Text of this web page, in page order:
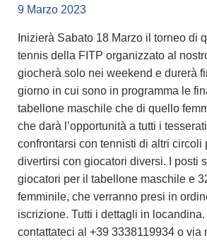
9 Marzo 2023
Inizierà Sabato 18 Marzo il torneo di
tennis della FITP organizzato al
giocherà solo nei weekend e durerà
giorno in cui sono in programma le
tabellone maschile che di quello
che darà l’opportunità a tutti i
confrontarsi con tennisti di altri circoli
divertirsi con giocatori diversi. I posti
giocatori per il tabellone maschile e
femminile, che verranno presi in
iscrizione. Tutti i dettagli in
contattateci al +39 3338119934 o via